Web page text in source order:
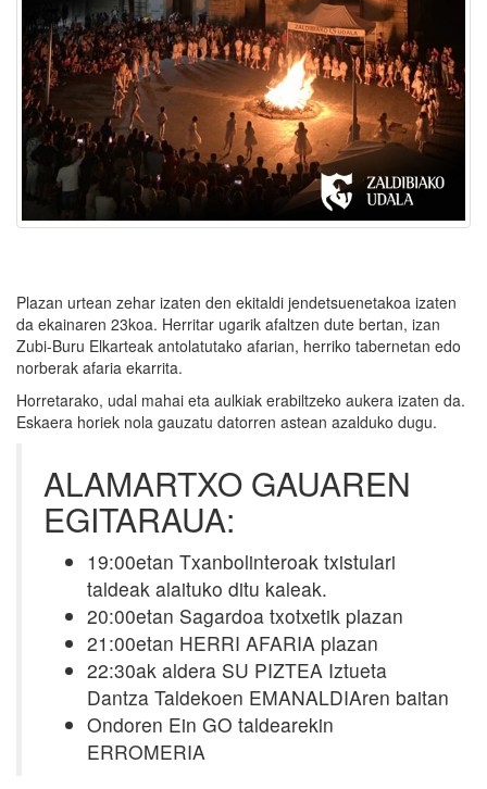
Plazan urtean zehar izaten den ekitaldi jendetsuenetakoa izaten
da ekainaren 23koa. Herritar ugarik afaltzen dute bertan, izan
Zubi-Buru Elkarteak antolatutako afarian, herriko tabernetan edo
norberak afaria ekarrita.
Horretarako, udal mahai eta aulkiak erabiltzeko aukera izaten da.
Eskaera horiek nola gauzatu datorren astean azalduko dugu.
ALAMARTXO GAUAREN
EGITARAUA:
19:00etan Txanbolinteroak txistulari
taldeak alaituko ditu kaleak.
20:00etan Sagardoa txotxetik plazan
21:00etan HERRI AFARIA plazan
22:30ak aldera SU PIZTEA Iztueta
Dantza Taldekoen EMANALDIAren baitan
Ondoren Ein GO taldearekin
ERROMERIA